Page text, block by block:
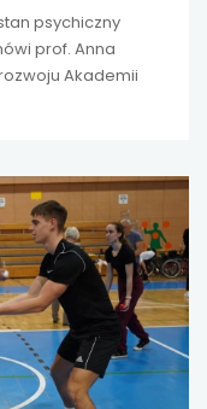
psychiczny
prof. Anna
Akademii